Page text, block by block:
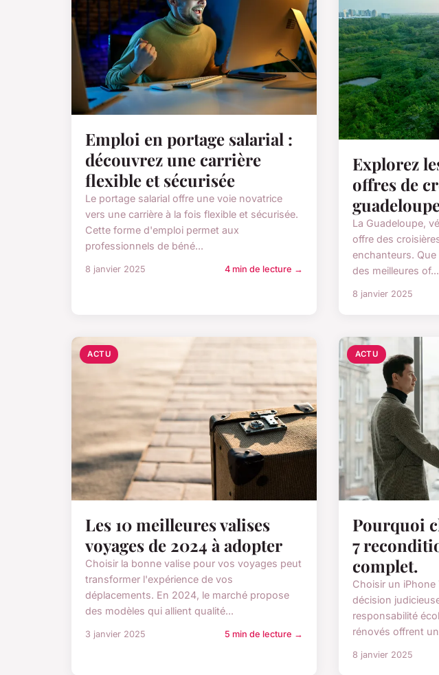
Emploi en portage salarial :
découvrez une carrière
flexible et sécurisée
Le portage salarial offre une voie novatrice
vers une carrière à la fois flexible et sécurisée.
Cette forme d'emploi permet aux
professionnels de béné...
8 janvier 2025 4 min de lecture →
Explorez
offres de
La Guadeloupe,
offre des
enchanteurs.
des meilleures of...
8 janvier 2025
ACTU
Les 10 meilleures valises
voyages de 2024 à adopter
Choisir la bonne valise pour vos voyages peut
transformer l'expérience de vos
déplacements. En 2024, le marché propose
des modèles qui allient qualité...
3 janvier 2025 5 min de lecture →
ACTU
Pourquoi
7
complet.
Choisir un
décision
responsabilité
rénovés offrent
8 janvier 2025